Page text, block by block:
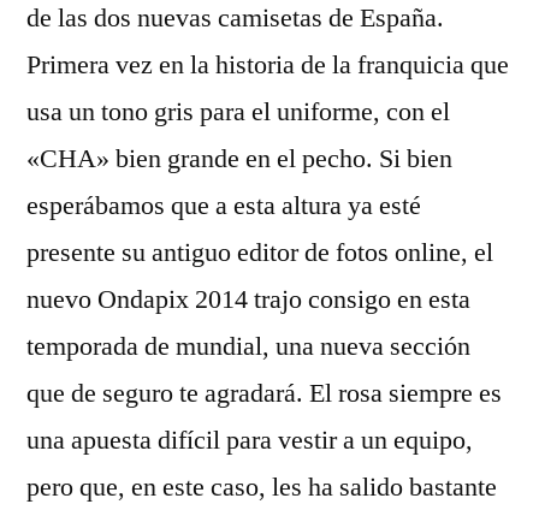
de las dos nuevas camisetas de España.
Primera vez en la historia de la franquicia que
usa un tono gris para el uniforme, con el
«CHA» bien grande en el pecho. Si bien
esperábamos que a esta altura ya esté
presente su antiguo editor de fotos online, el
nuevo Ondapix 2014 trajo consigo en esta
temporada de mundial, una nueva sección
que de seguro te agradará. El rosa siempre es
una apuesta difícil para vestir a un equipo,
pero que, en este caso, les ha salido bastante